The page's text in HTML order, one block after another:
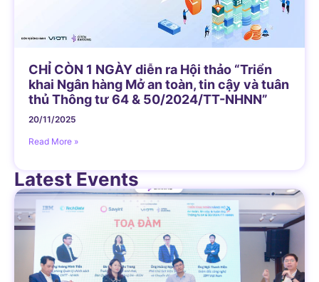
CHỈ CÒN 1 NGÀY diễn ra Hội thảo “Triển
khai Ngân hàng Mở an toàn, tin cậy và tuân
thủ Thông tư 64 & 50/2024/TT-NHNN”
20/11/2025
Read More »
Latest Events